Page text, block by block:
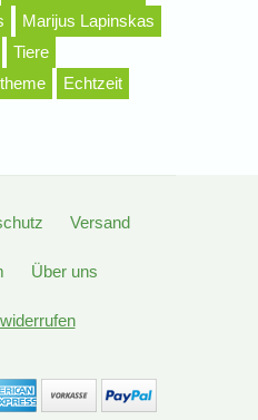
Marijus Lapinskas
Tiere
Echtzeit
Versand
Über uns